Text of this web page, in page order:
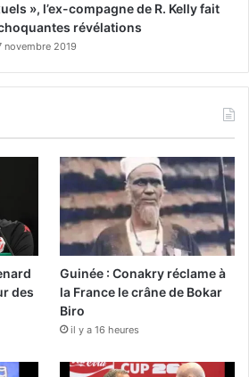
», l’ex-compagne de R. Kelly fait
révélations
novembre 2019
des
Guinée : Conakry réclame à
la France le crâne de Bokar
Biro
il y a 16 heures